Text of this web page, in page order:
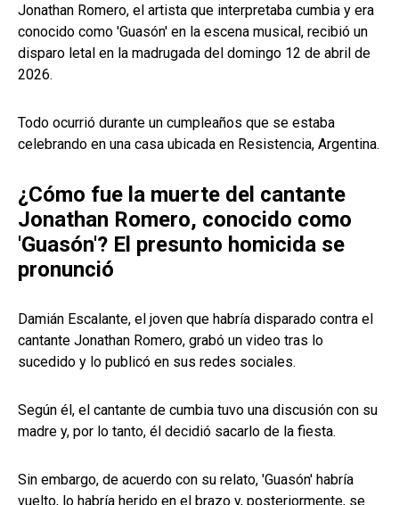
Jonathan Romero, el artista que interpretaba cumbia y era
conocido como 'Guasón' en la escena musical, recibió un
disparo letal en la madrugada del domingo 12 de abril de
2026.
Todo ocurrió durante un cumpleaños que se estaba
celebrando en una casa ubicada en Resistencia, Argentina.
¿Cómo fue la muerte del cantante
Jonathan Romero, conocido como
'Guasón'? El presunto homicida se
pronunció
Damián Escalante, el joven que habría disparado contra el
cantante Jonathan Romero, grabó un video tras lo
sucedido y lo publicó en sus redes sociales.
Según él, el cantante de cumbia tuvo una discusión con su
madre y, por lo tanto, él decidió sacarlo de la fiesta.
Sin embargo, de acuerdo con su relato, 'Guasón' habría
vuelto, lo habría herido en el brazo y, posteriormente, se